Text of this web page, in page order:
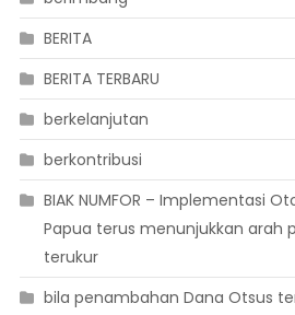
BERITA
BERITA TERBARU
berkelanjutan
berkontribusi
BIAK NUMFOR – Implementasi
Papua terus menunjukkan arah
terukur
bila penambahan Dana Otsus